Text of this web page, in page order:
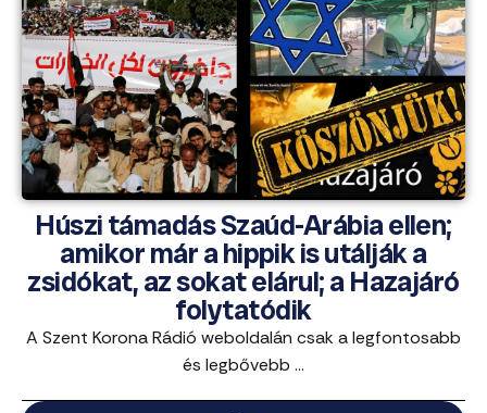
Húszi támadás Szaúd-Arábia ellen;
amikor már a hippik is utálják a
zsidókat, az sokat elárul; a Hazajáró
folytatódik
A Szent Korona Rádió weboldalán csak a legfontosabb
és legbővebb ...